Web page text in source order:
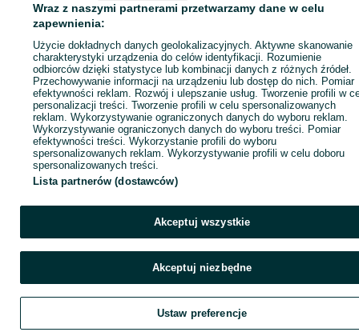
ID:684034089
Zadzwoń / SMS Wyślij wiadomość
Wraz z naszymi partnerami przetwarzamy dane w celu
zapewnienia:
Użycie dokładnych danych geolokalizacyjnych. Aktywne skanowanie
charakterystyki urządzenia do celów identyfikacji. Rozumienie
odbiorców dzięki statystyce lub kombinacji danych z różnych źródeł.
Przechowywanie informacji na urządzeniu lub dostęp do nich. Pomiar
efektywności reklam. Rozwój i ulepszanie usług. Tworzenie profili w
personalizacji treści. Tworzenie profili w celu spersonalizowanych
reklam. Wykorzystywanie ograniczonych danych do wyboru reklam.
Wykorzystywanie ograniczonych danych do wyboru treści. Pomiar
efektywności treści. Wykorzystanie profili do wyboru
spersonalizowanych reklam. Wykorzystywanie profili w celu doboru
spersonalizowanych treści.
Lista partnerów (dostawców)
Akceptuj wszystkie
Akceptuj niezbędne
Ustaw preferencje